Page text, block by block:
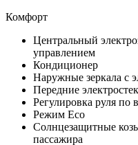
Комфорт
Центральный
управлением
Кондиционер
Наружные зеркала с
Передние
Регулировка руля по
Режим Eco
Солнцезащитные
пассажира